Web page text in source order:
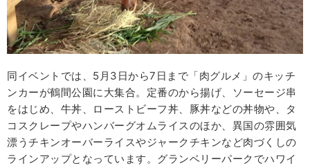
同イベントでは、5月3日から7日まで「肉グルメ」のキッチ
ンカーが鶴間公園に大集合。定番のから揚げ、ソーセージ串
をはじめ、牛丼、ローストビーフ丼、豚丼などの丼物や、タ
コスクレープやハンバーグオムライスのほか、異国の雰囲気
漂うチキンオーバーライスやジャークチキンなど肉づくしの
ラインアップとなっています。グランベリーパークでハワイ